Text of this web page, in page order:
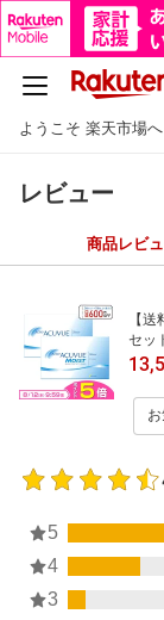
ようこそ 楽天市場へ
レビュー
商品レビ
【
セッ
ソン
5
4
3